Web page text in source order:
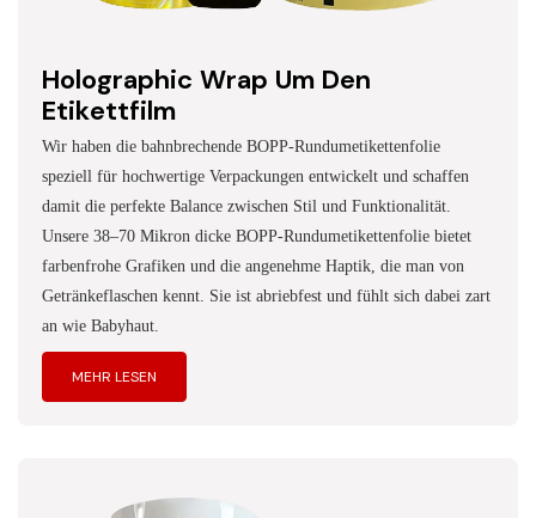
Holographic Wrap Um Den
Etikettfilm
Wir haben die bahnbrechende BOPP-Rundumetikettenfolie
speziell für hochwertige Verpackungen entwickelt und schaffen
damit die perfekte Balance zwischen Stil und Funktionalität.
Unsere 38–70 Mikron dicke BOPP-Rundumetikettenfolie bietet
farbenfrohe Grafiken und die angenehme Haptik, die man von
Getränkeflaschen kennt. Sie ist abriebfest und fühlt sich dabei zart
an wie Babyhaut.
MEHR LESEN